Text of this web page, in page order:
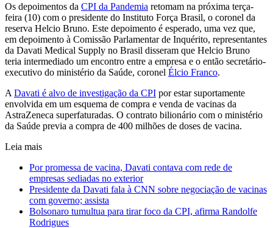
Os depoimentos da CPI da Pandemia retomam na próxima terça-
feira (10) com o presidente do Instituto Força Brasil, o coronel da
reserva Helcio Bruno. Este depoimento é esperado, uma vez que,
em depoimento à Comissão Parlamentar de Inquérito, representantes
da Davati Medical Supply no Brasil disseram que Helcio Bruno
teria intermediado um encontro entre a empresa e o então secretário-
executivo do ministério da Saúde, coronel Élcio Franco.
A Davati é alvo de investigação da CPI por estar suportamente
envolvida em um esquema de compra e venda de vacinas da
AstraZeneca superfaturadas. O contrato bilionário com o ministério
da Saúde previa a compra de 400 milhões de doses de vacina.
Leia mais
Por promessa de vacina, Davati contava com rede de
empresas sediadas no exterior
Presidente da Davati fala à CNN sobre negociação de vacinas
com governo; assista
Bolsonaro tumultua para tirar foco da CPI, afirma Randolfe
Rodrigues